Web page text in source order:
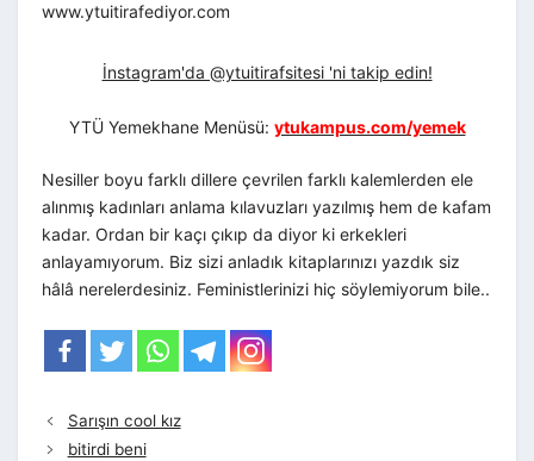
www.ytuitirafediyor.com
İnstagram'da @ytuitirafsitesi 'ni takip edin!
YTÜ Yemekhane Menüsü: ytukampus.com/yemek
Nesiller boyu farklı dillere çevrilen farklı kalemlerden ele
alınmış kadınları anlama kılavuzları yazılmış hem de kafam
kadar. Ordan bir kaçı çıkıp da diyor ki erkekleri
anlayamıyorum. Biz sizi anladık kitaplarınızı yazdık siz
hâlâ nerelerdesiniz. Feministlerinizi hiç söylemiyorum bile..
Sarışın cool kız
bitirdi beni